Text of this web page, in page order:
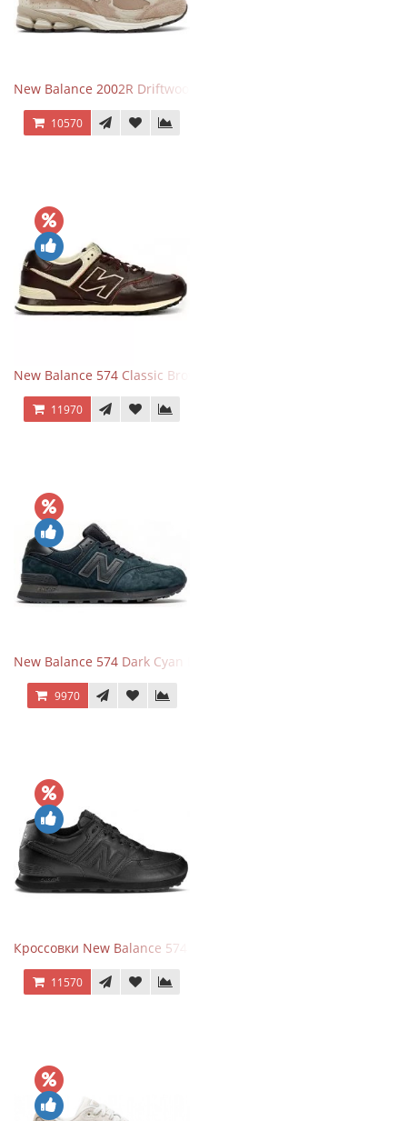
New Balance 2002R Driftwood Sea Salt бежевые
10570
New Balance 574 Classic Brown White
11970
New Balance 574 Dark Cyan Black Suede
9970
Кроссовки New Balance 574 Triple Black Leather
11570